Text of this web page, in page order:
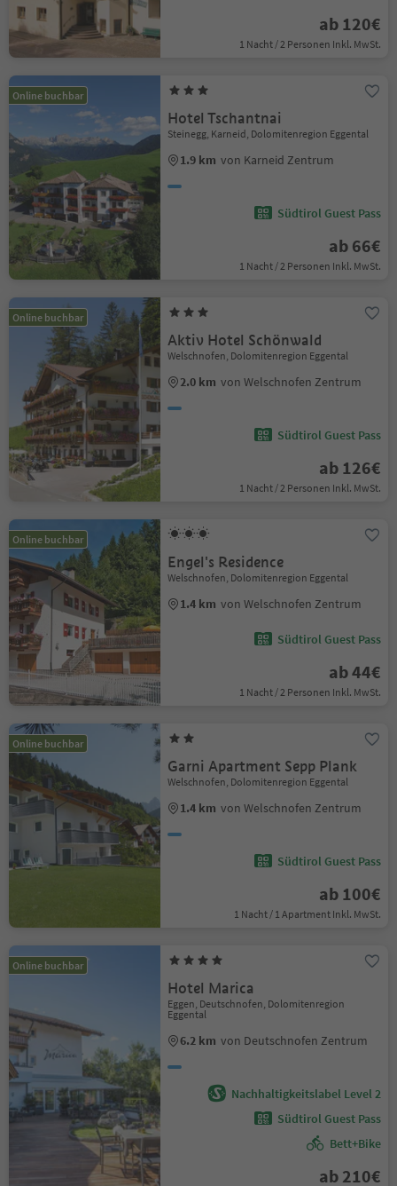
ab 120€
1 Nacht / 2 Personen Inkl. MwSt.
Online buchbar
Hotel Tschantnai
Steinegg, Karneid, Dolomitenregion Eggental
1.9 km von Karneid Zentrum
Südtirol Guest Pass
ab 66€
1 Nacht / 2 Personen Inkl. MwSt.
Online buchbar
Aktiv Hotel Schönwald
Welschnofen, Dolomitenregion Eggental
2.0 km von Welschnofen Zentrum
Südtirol Guest Pass
ab 126€
1 Nacht / 2 Personen Inkl. MwSt.
Online buchbar
Engel's Residence
Welschnofen, Dolomitenregion Eggental
1.4 km von Welschnofen Zentrum
Südtirol Guest Pass
ab 44€
1 Nacht / 2 Personen Inkl. MwSt.
Online buchbar
Garni Apartment Sepp Plank
Welschnofen, Dolomitenregion Eggental
1.4 km von Welschnofen Zentrum
Südtirol Guest Pass
ab 100€
1 Nacht / 1 Apartment Inkl. MwSt.
Online buchbar
Hotel Marica
Eggen, Deutschnofen, Dolomitenregion
Eggental
6.2 km von Deutschnofen Zentrum
Nachhaltigkeitslabel Level 2
Südtirol Guest Pass
Bett+Bike
ab 210€